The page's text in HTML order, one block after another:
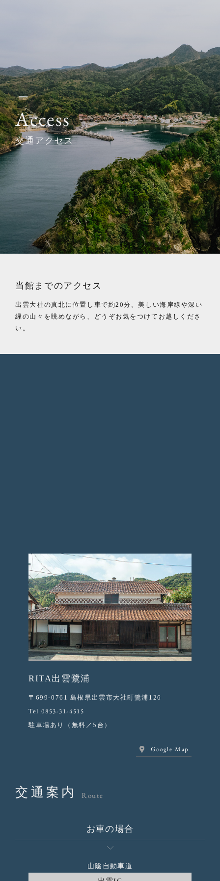
客室
食事
周辺観光
体験プログラム
アクセス
お知らせ
宿泊約款
プライバシー
ポリシー
ご宿泊予約
メールでお問い合わせ
Tel.0853-31-4515
Access
交通アクセス
当館までのアクセス
出雲大社の真北に位置し車で約20分。美しい海岸線や深い
緑の山々を眺めながら、どうぞお気をつけてお越しくださ
い。
RITA出雲鷺浦
〒699-0761 島根県出雲市大社町鷺浦126
Tel.0853-31-4515
駐車場あり（無料／5台）
Google Map
交通案内 Route
お車の場合
山陰自動車道